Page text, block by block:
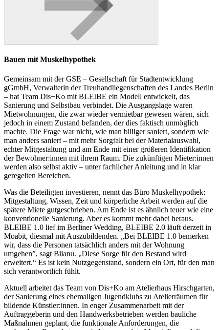
Bauen mit Muskelhypothek
Gemeinsam mit der GSE – Gesellschaft für Stadtentwicklung
gGmbH, Verwalterin der Treuhandliegenschaften des Landes Berlin
– hat Team Dis+Ko mit BLEIBE ein Modell entwickelt, das
Sanierung und Selbstbau verbindet. Die Ausgangslage waren
Mietwohnungen, die zwar wieder vermietbar gewesen wären, sich
jedoch in einem Zustand befanden, der dies faktisch unmöglich
machte. Die Frage war nicht, wie man billiger saniert, sondern wie
man anders saniert – mit mehr Sorgfalt bei der Materialauswahl,
echter Mitgestaltung und am Ende mit einer größeren Identifikation
der Bewohner:innen mit ihrem Raum. Die zukünftigen Mieter:innen
werden also selbst aktiv – unter fachlicher Anleitung und in klar
geregelten Bereichen.
Was die Beteiligten investieren, nennt das Büro Muskelhypothek:
Mitgestaltung, Wissen, Zeit und körperliche Arbeit werden auf die
spätere Miete gutgeschrieben. Am Ende ist es ähnlich teuer wie eine
konventionelle Sanierung. Aber es kommt mehr dabei heraus.
BLEIBE 1.0 lief im Berliner Wedding, BLEIBE 2.0 läuft derzeit in
Moabit, diesmal mit Auszubildenden. „Bei BLEIBE 1.0 bemerken
wir, dass die Personen tatsächlich anders mit der Wohnung
umgehen”, sagt Biianu. „Diese Sorge für den Bestand wird
erweitert.“ Es ist kein Nutzgegenstand, sondern ein Ort, für den man
sich verantwortlich fühlt.
Aktuell arbeitet das Team von Dis+Ko am Atelierhaus Hirschgarten,
der Sanierung eines ehemaligen Jugendklubs zu Atelierräumen für
bildende Künstler:innen. In enger Zusammenarbeit mit der
Auftraggeberin und den Handwerksbetrieben werden bauliche
Maßnahmen geplant, die funktionale Anforderungen, die